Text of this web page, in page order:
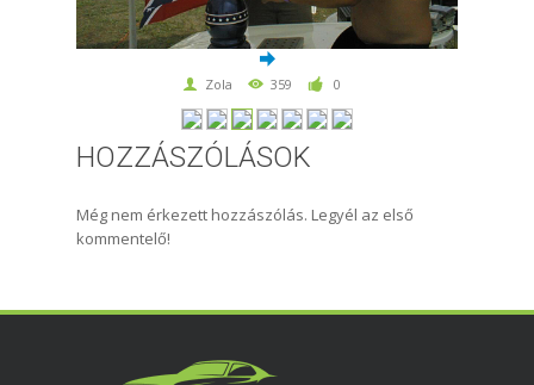
Zola 359 0
HOZZÁSZÓLÁSOK
Még nem érkezett hozzászólás. Legyél az első
kommentelő!